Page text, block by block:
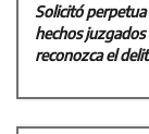
Solicitó perpetua
hechos
reconozca el